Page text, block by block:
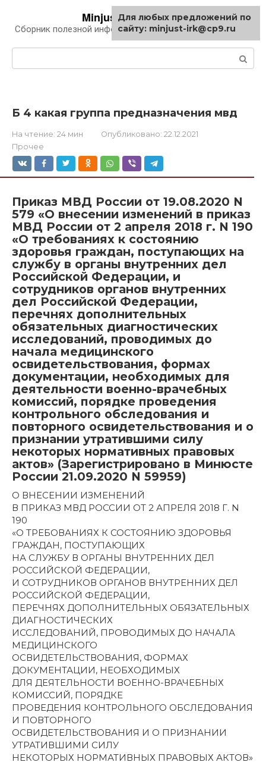
контенту
Minjust-irk.ru
Сборник полезной информации про автомобили
Б 4 какая группа предназначения мвд
На чтение: 24 мин Опубликовано: 22.12.2021
Прочее
Приказ МВД России от 19.08.2020 N
579 «О внесении изменений в приказ
МВД России от 2 апреля 2018 г. N 190
«О требованиях к состоянию
здоровья граждан, поступающих на
службу в органы внутренних дел
Российской Федерации, и
сотрудников органов внутренних
дел Российской Федерации,
перечнях дополнительных
обязательных диагностических
исследований, проводимых до
начала медицинского
освидетельствования, формах
документации, необходимых для
деятельности военно-врачебных
комиссий, порядке проведения
контрольного обследования и
повторного освидетельствования и о
признании утратившими силу
некоторых нормативных правовых
актов» (Зарегистрировано в Минюсте
России 21.09.2020 N 59959)
О ВНЕСЕНИИ ИЗМЕНЕНИЙ
В ПРИКАЗ МВД РОССИИ ОТ 2 АПРЕЛЯ 2018 Г. N
190
«О ТРЕБОВАНИЯХ К СОСТОЯНИЮ ЗДОРОВЬЯ
ГРАЖДАН, ПОСТУПАЮЩИХ
НА СЛУЖБУ В ОРГАНЫ ВНУТРЕННИХ ДЕЛ
РОССИЙСКОЙ ФЕДЕРАЦИИ,
И СОТРУДНИКОВ ОРГАНОВ ВНУТРЕННИХ ДЕЛ
РОССИЙСКОЙ ФЕДЕРАЦИИ,
ПЕРЕЧНЯХ ДОПОЛНИТЕЛЬНЫХ ОБЯЗАТЕЛЬНЫХ
ДИАГНОСТИЧЕСКИХ
ИССЛЕДОВАНИЙ, ПРОВОДИМЫХ ДО НАЧАЛА
МЕДИЦИНСКОГО
ОСВИДЕТЕЛЬСТВОВАНИЯ, ФОРМАХ
ДОКУМЕНТАЦИИ, НЕОБХОДИМЫХ
ДЛЯ ДЕЯТЕЛЬНОСТИ ВОЕННО-ВРАЧЕБНЫХ
КОМИССИЙ, ПОРЯДКЕ
ПРОВЕДЕНИЯ КОНТРОЛЬНОГО ОБСЛЕДОВАНИЯ
И ПОВТОРНОГО
ОСВИДЕТЕЛЬСТВОВАНИЯ И О ПРИЗНАНИИ
УТРАТИВШИМИ СИЛУ
НЕКОТОРЫХ НОРМАТИВНЫХ ПРАВОВЫХ АКТОВ»
Для любых предложений по
сайту: minjust-irk@cp9.ru